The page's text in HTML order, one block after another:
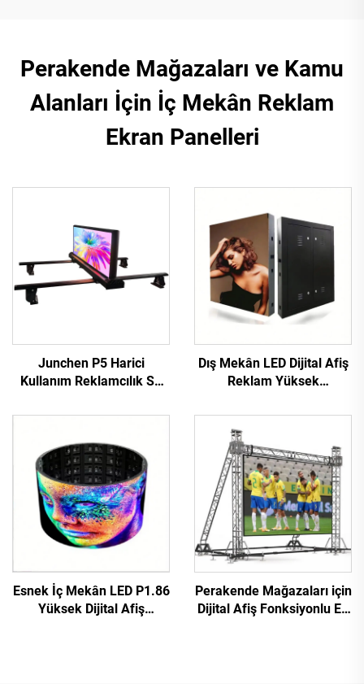
Perakende Mağazaları ve Kamu
Alanları İçin İç Mekân Reklam
Ekran Panelleri
Junchen P5 Harici
Kullanım Reklamcılık Su
Ekranı Video Duvarı
Reklam Ekranı Araçlar İçin
Dış Mekân LED Dijital Afiş
Reklam Yüksek
Kurulum Yüksek
Performanslı P10 LED
Video Duvar Dev Ekran
Esnek İç Mekân LED P1.86
Yüksek Dijital Afiş
Perakende Mağazaları için
Dijital Afiş Fonksiyonlu En